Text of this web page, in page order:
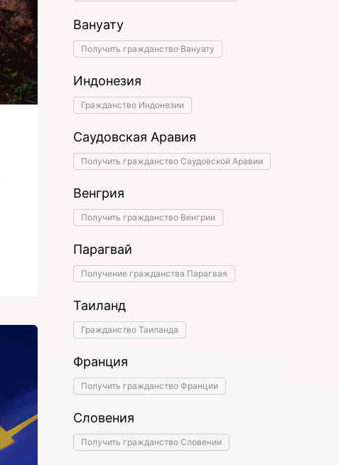
Вануату
Получить гражданство Вануату
Индонезия
Гражданство Индонезии
Саудовская Аравия
Получить гражданство Саудовской Аравии
Венгрия
Получить гражданство Венгрии
Парагвай
Получение гражданства Парагвая
Таиланд
Гражданство Таиланда
Франция
Получить гражданство Франции
Словения
Получить гражданство Словении